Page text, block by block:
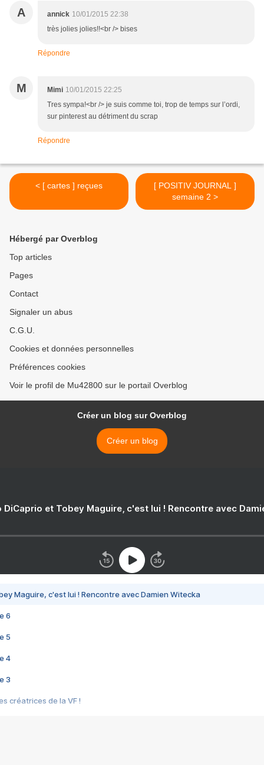
A annick 10/01/2015 22:38
très jolies jolies!!<br /> bises
Répondre
M Mimi 10/01/2015 22:25
Tres sympa!<br /> je suis comme toi, trop de temps sur l’ordi,
sur pinterest au détriment du scrap
Répondre
< [ cartes ] reçues
[ POSITIV JOURNAL ]
semaine 2 >
Hébergé par Overblog
Top articles
Pages
Contact
Signaler un abus
C.G.U.
Cookies et données personnelles
Préférences cookies
Voir le profil de Mu42800 sur le portail Overblog
Créer un blog sur Overblog
Créer un blog
DiCaprio et Tobey Maguire, c'est lui ! Rencontre avec
Maguire, c'est lui ! Rencontre avec Damien Witecka
6
5
4
3
créatrices de la VF !